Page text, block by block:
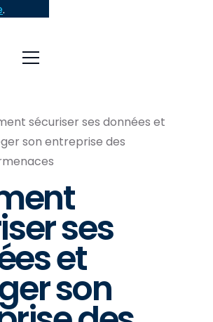
.
sécuriser ses données et
son entreprise des
ses
et
son